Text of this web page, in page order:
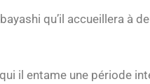
qu’il accueillera à
il entame une période